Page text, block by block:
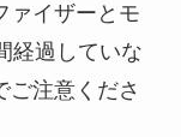
ァイザーとモ
経過していな
ご注意くださ